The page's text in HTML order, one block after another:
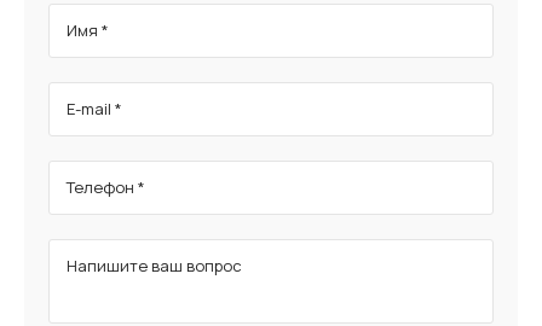
Имя *
E-mail *
Телефон *
Напишите ваш вопрос